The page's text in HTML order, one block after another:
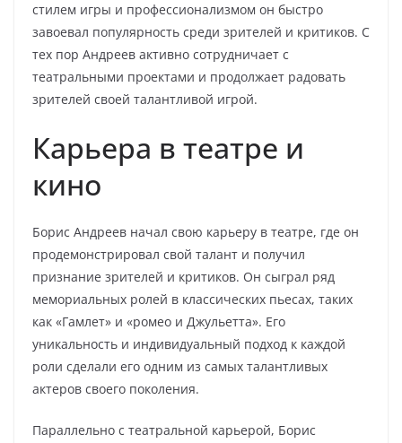
стилем игры и профессионализмом он быстро
завоевал популярность среди зрителей и критиков. С
тех пор Андреев активно сотрудничает с
театральными проектами и продолжает радовать
зрителей своей талантливой игрой.
Карьера в театре и
кино
Борис Андреев начал свою карьеру в театре, где он
продемонстрировал свой талант и получил
признание зрителей и критиков. Он сыграл ряд
мемориальных ролей в классических пьесах, таких
как «Гамлет» и «ромео и Джульетта». Его
уникальность и индивидуальный подход к каждой
роли сделали его одним из самых талантливых
актеров своего поколения.
Параллельно с театральной карьерой, Борис